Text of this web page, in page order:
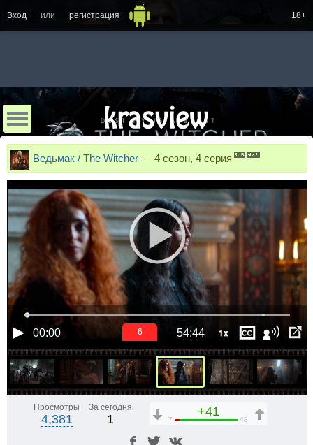
Вход или регистрация 18+
Ведьмак / The Witcher — 4 сезон, 4 серия
00:00 54:44 1x
5
Просмотры
4,381
За сегодня
1
+41
7 48